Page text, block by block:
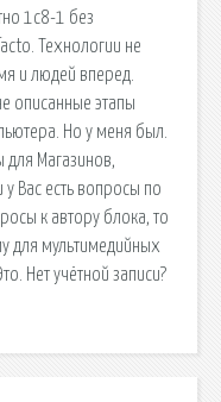
1с8-1 без
Технологии не
и людей вперед.
описанные этапы
Но у меня был.
Магазинов,
у Вас есть вопросы по
к автору блока, то
для мультимедийных
Нет учётной записи?